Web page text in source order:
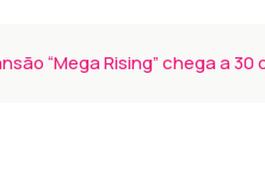
“Mega Rising” chega a 30